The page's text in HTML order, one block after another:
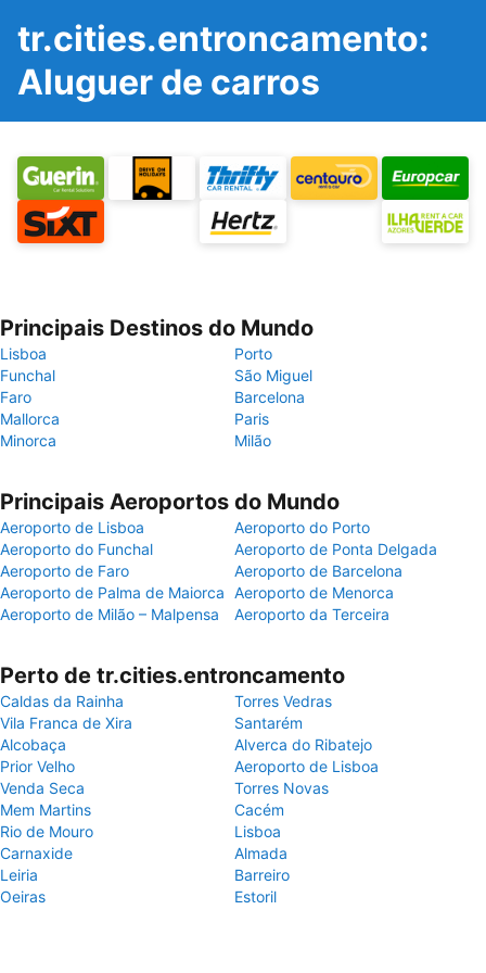
tr.cities.entroncamento:
Aluguer de carros
Principais Destinos do Mundo
Lisboa
Porto
Funchal
São Miguel
Faro
Barcelona
Mallorca
Paris
Minorca
Milão
Principais Aeroportos do Mundo
Aeroporto de Lisboa
Aeroporto do Porto
Aeroporto do Funchal
Aeroporto de Ponta Delgada
Aeroporto de Faro
Aeroporto de Barcelona
Aeroporto de Palma de Maiorca Aeroporto de Menorca
Aeroporto de Milão – Malpensa
Aeroporto da Terceira
Perto de tr.cities.entroncamento
Caldas da Rainha
Torres Vedras
Vila Franca de Xira
Santarém
Alcobaça
Alverca do Ribatejo
Prior Velho
Aeroporto de Lisboa
Venda Seca
Torres Novas
Mem Martins
Cacém
Rio de Mouro
Lisboa
Carnaxide
Almada
Leiria
Barreiro
Oeiras
Estoril